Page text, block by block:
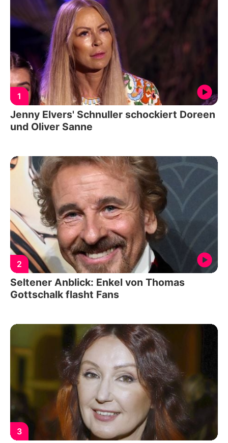
1
Jenny Elvers' Schnuller schockiert Doreen
und Oliver Sanne
2
Seltener Anblick: Enkel von Thomas
Gottschalk flasht Fans
3